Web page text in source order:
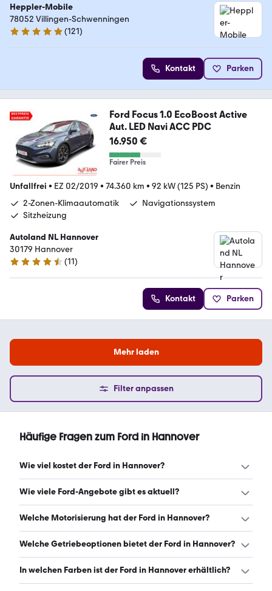
Heppler-Mobile
78052 Villingen-Schwenningen
4.8 Sterne
(121)
Kontakt Parken
Ford Focus 1.0 EcoBoost Active
Aut. LED Navi ACC PDC
16.950 €
Fairer Preis
Unfallfrei • EZ 02/2019 • 74.360 km • 92 kW (125 PS) • Benzin
2-Zonen-Klimaautomatik
Navigationssystem
Sitzheizung
Autoland NL Hannover
30179 Hannover
4.7 Sterne
(11)
Kontakt Parken
Mehr laden
Filter anpassen
Häufige Fragen zum Ford in Hannover
Wie viel kostet der Ford in Hannover?
Ein guter Preis für einen Ford in Hannover liegt zwischen
monatlich. (Stand: 8.8.2026)
Wie viele Ford-Angebote gibt es aktuell?
Es gibt insgesamt 1.514 Ford bei mobile.de, davon 1.439
Welche Motorisierung hat der Ford in Hannover?
Der Ford in Hannover hat Leistungen zwischen 80 und
Welche Getriebeoptionen bietet der Ford in Hannover?
Der Ford in Hannover ist mit manuellem und
In welchen Farben ist der Ford in Hannover erhältlich?